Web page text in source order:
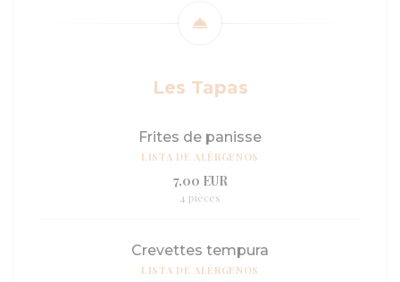
Les Tapas
Frites de panisse
LISTA DE ALÉRGENOS
7,00 EUR
4 pièces
Crevettes tempura
LISTA DE ALÉRGENOS